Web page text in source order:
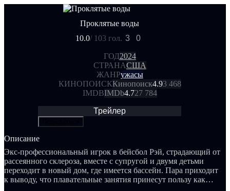
Проклятые воды
10.0/ 103 гол. 3 0
ГОД2024
СТРАНАСША
ЖАНРужасы
КИНОПОИСККинопоиск4.93 468
IMDBIMDb4.727 784
Трейлер
Описание
Экс-профессиональный игрок в бейсбол Рэй, страдающий от
рассеянного склероза, вместе с супругой и двумя детьми
переходит в новый дом, где имеется бассейн. Пара приходит
к выводу, что плавательные занятия принесут пользу как